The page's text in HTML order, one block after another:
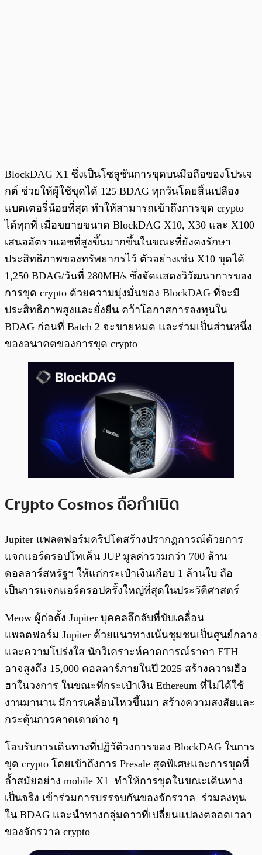
BlockDAG X1 ซึ่งเป็นโซลูชันการขุดบนมือถือของโปรเจ
กต์ ช่วยให้ผู้ใช้ขุดได้ 125 BDAG ทุกวันโดยสิ้นเปลือง
แบตเตอรี่น้อยที่สุด ทำให้สามารถเข้าถึงการขุด crypto
ได้ทุกที่ เมื่อขยายขนาด BlockDAG X10, X30 และ X100
เสนออัตราแฮชที่สูงขึ้นมากขึ้นในขณะที่ยังคงรักษา
ประสิทธิภาพของทรัพยากรไว้ ตัวอย่างเช่น X10 ขุดได้
1,250 BDAG/วันที่ 280MH/s ซึ่งจัดแสดงวิวัฒนาการของ
การขุด crypto ด้วยความมุ่งมั่นของ BlockDAG ที่จะมี
ประสิทธิภาพสูงและยั่งยืน คว้าโอกาสการลงทุนใน
BDAG ก่อนที่ Batch 2 จะขายหมด และร่วมเป็นส่วนหนึ่ง
ของอนาคตของการขุด crypto
Crypto Cosmos ถือกำเนิด
Jupiter แพลตฟอร์มคริปโตสร้างปรากฏการณ์ด้วยการ
แจกแอร์ดรอปโทเค็น JUP มูลค่ารวมกว่า 700 ล้าน
ดอลลาร์สหรัฐฯ ให้แก่กระเป๋าเงินเกือบ 1 ล้านใบ ถือ
เป็นการแจกแอร์ดรอปครั้งใหญ่ที่สุดในประวัติศาสตร์
Meow ผู้ก่อตั้ง Jupiter บุคคลลึกลับที่ขับเคลื่อน
แพลตฟอร์ม Jupiter ด้วยแนวทางเน้นชุมชนเป็นศูนย์กลาง
และความโปร่งใส นักวิเคราะห์คาดการณ์ราคา ETH
อาจสูงถึง 15,000 ดอลลาร์ภายในปี 2025 สร้างความฮือ
ฮาในวงการ ในขณะที่กระเป๋าเงิน Ethereum ที่ไม่ได้ใช้
งานมานาน มีการเคลื่อนไหวขึ้นมา สร้างความสงสัยและ
กระตุ้นการคาดเดาต่าง ๆ
โอบรับการเดินทางที่ปฏิวัติวงการของ BlockDAG ในการ
ขุด crypto โดยเข้าถึงการ Presale สุดพิเศษและการขุดที่
ล้ำสมัยอย่าง mobile X1 ทำให้การขุดในขณะเดินทาง
เป็นจริง เข้าร่วมการบรรจบกันของจักรวาล ร่วมลงทุน
ใน BDAG และนำทางกลุ่มดาวที่เปลี่ยนแปลงตลอดเวลา
ของจักรวาล crypto